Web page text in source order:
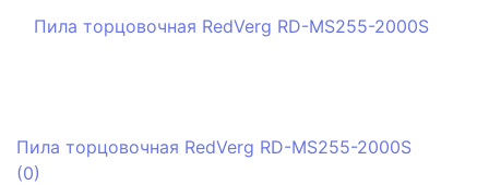
Пила торцовочная RedVerg RD-MS255-2000S
(0)